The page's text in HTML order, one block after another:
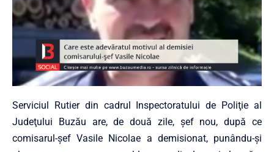
Serviciul Rutier din cadrul Inspectoratului de Poliţie al
Judeţului Buzău are, de două zile, şef nou, după ce
comisarul-şef Vasile Nicolae a demisionat, punându-şi